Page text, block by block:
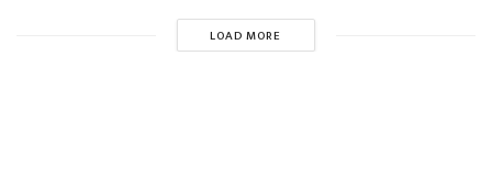
LOAD MORE